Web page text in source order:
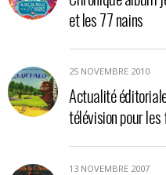
et les 77 nains
25 NOVEMBRE 2010
Actualité
télévision pour les
13 NOVEMBRE 2007